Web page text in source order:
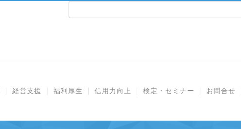
経営支援 福利厚生 信用力向上 検定・セミナー お問合せ